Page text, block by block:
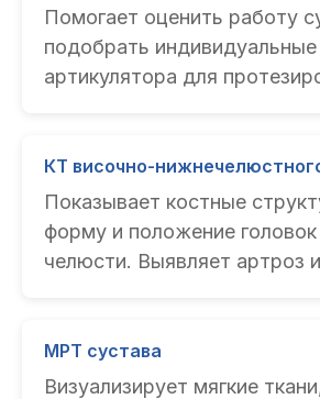
Помогает оценить работу
подобрать индивидуальные
артикулятора для
КТ височно-
Показывает костные
форму и положение
челюсти. Выявляет артроз
МРТ сустава
Визуализирует мягкие